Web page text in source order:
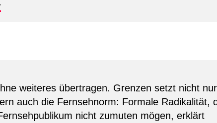
weiteres übertragen. Grenzen setzt nicht nur
auch die Fernsehnorm: Formale Radikalität,
nicht zumuten mögen, erklärt